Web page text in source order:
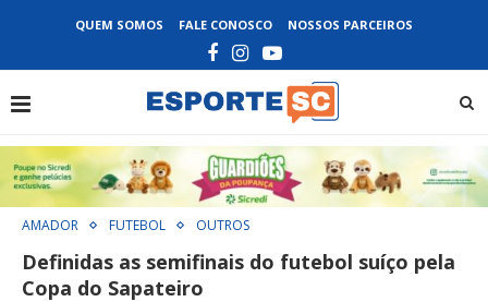
QUEM SOMOS FALE CONOSCO NOSSOS PARCEIROS
AMADOR FUTEBOL OUTROS
Definidas as semifinais do futebol suíço pela
Copa do Sapateiro